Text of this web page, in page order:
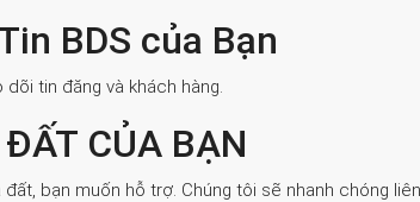
BDS của Bạn
tin đăng và khách hàng.
CỦA BẠN
bạn muốn hỗ trợ. Chúng tôi sẽ nhanh chóng